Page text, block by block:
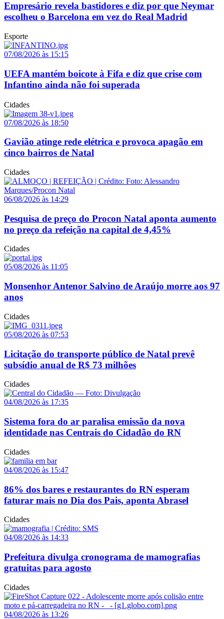
Empresário revela bastidores e diz por que Neymar
escolheu o Barcelona em vez do Real Madrid
Esporte
07/08/2026 às 15:15
UEFA mantém boicote à Fifa e diz que crise com
Infantino ainda não foi superada
Cidades
07/08/2026 às 18:50
Gavião atinge rede elétrica e provoca apagão em
cinco bairros de Natal
Cidades
06/08/2026 às 14:29
Pesquisa de preço do Procon Natal aponta aumento
no preço da refeição na capital de 4,45%
Cidades
05/08/2026 às 11:05
Monsenhor Antenor Salvino de Araújo morre aos 97
anos
Cidades
05/08/2026 às 07:53
Licitação do transporte público de Natal prevê
subsídio anual de R$ 73 milhões
Cidades
04/08/2026 às 17:35
Sistema fora do ar paralisa emissão da nova
identidade nas Centrais do Cidadão do RN
Cidades
04/08/2026 às 15:47
86% dos bares e restaurantes do RN esperam
faturar mais no Dia dos Pais, aponta Abrasel
Cidades
04/08/2026 às 14:33
Prefeitura divulga cronograma de mamografias
gratuitas para agosto
Cidades
04/08/2026 às 13:26